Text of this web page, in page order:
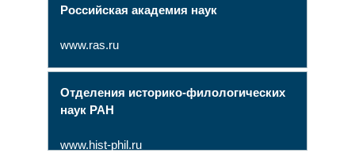
Российская академия наук
www.ras.ru
Отделения историко-филологических
наук РАН
www.hist-phil.ru